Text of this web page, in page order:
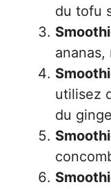
du tofu
utilisez
du